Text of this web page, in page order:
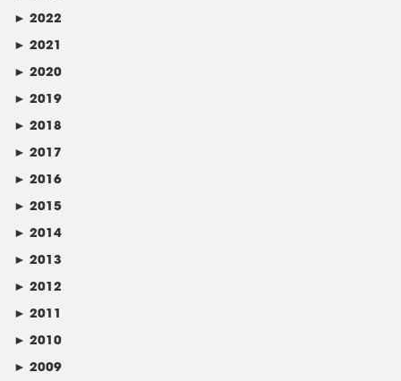
► 2022
► 2021
► 2020
► 2019
► 2018
► 2017
► 2016
► 2015
► 2014
► 2013
► 2012
► 2011
► 2010
► 2009